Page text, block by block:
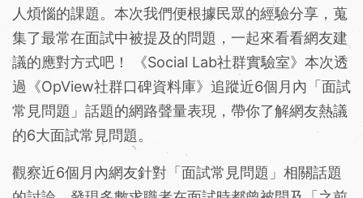
人煩惱的課題。本次我們便根據民眾的經驗分享，蒐
集了最常在面試中被提及的問題，一起來看看網友建
議的應對方式吧！ 《Social Lab社群實驗室》本次透
過《OpView社群口碑資料庫》追蹤近6個月內「面試
常見問題」話題的網路聲量表現，帶你了解網友熱議
的6大面試常見問題。
觀察近6個月內網友針對「面試常見問題」相關話題